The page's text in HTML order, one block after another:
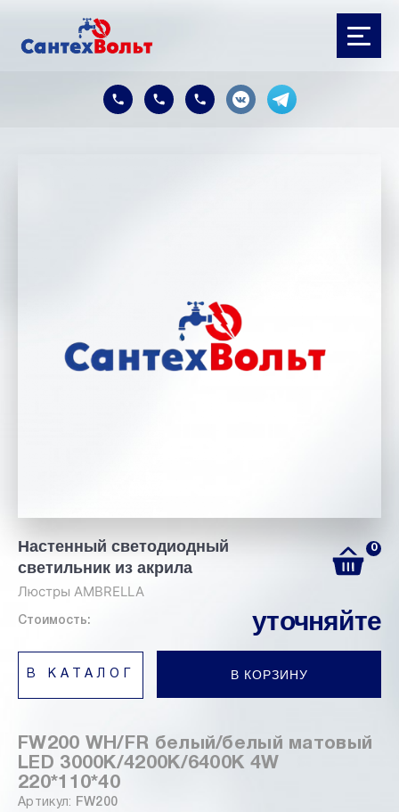
Настенный светодиодный
светильник из акрила
Люстры AMBRELLA
0
Стоимость: уточняйте
В КАТАЛОГ В КОРЗИНУ
FW200 WH/FR белый/белый матовый
LED 3000K/4200K/6400K 4W
220*110*40
Артикул:
FW200